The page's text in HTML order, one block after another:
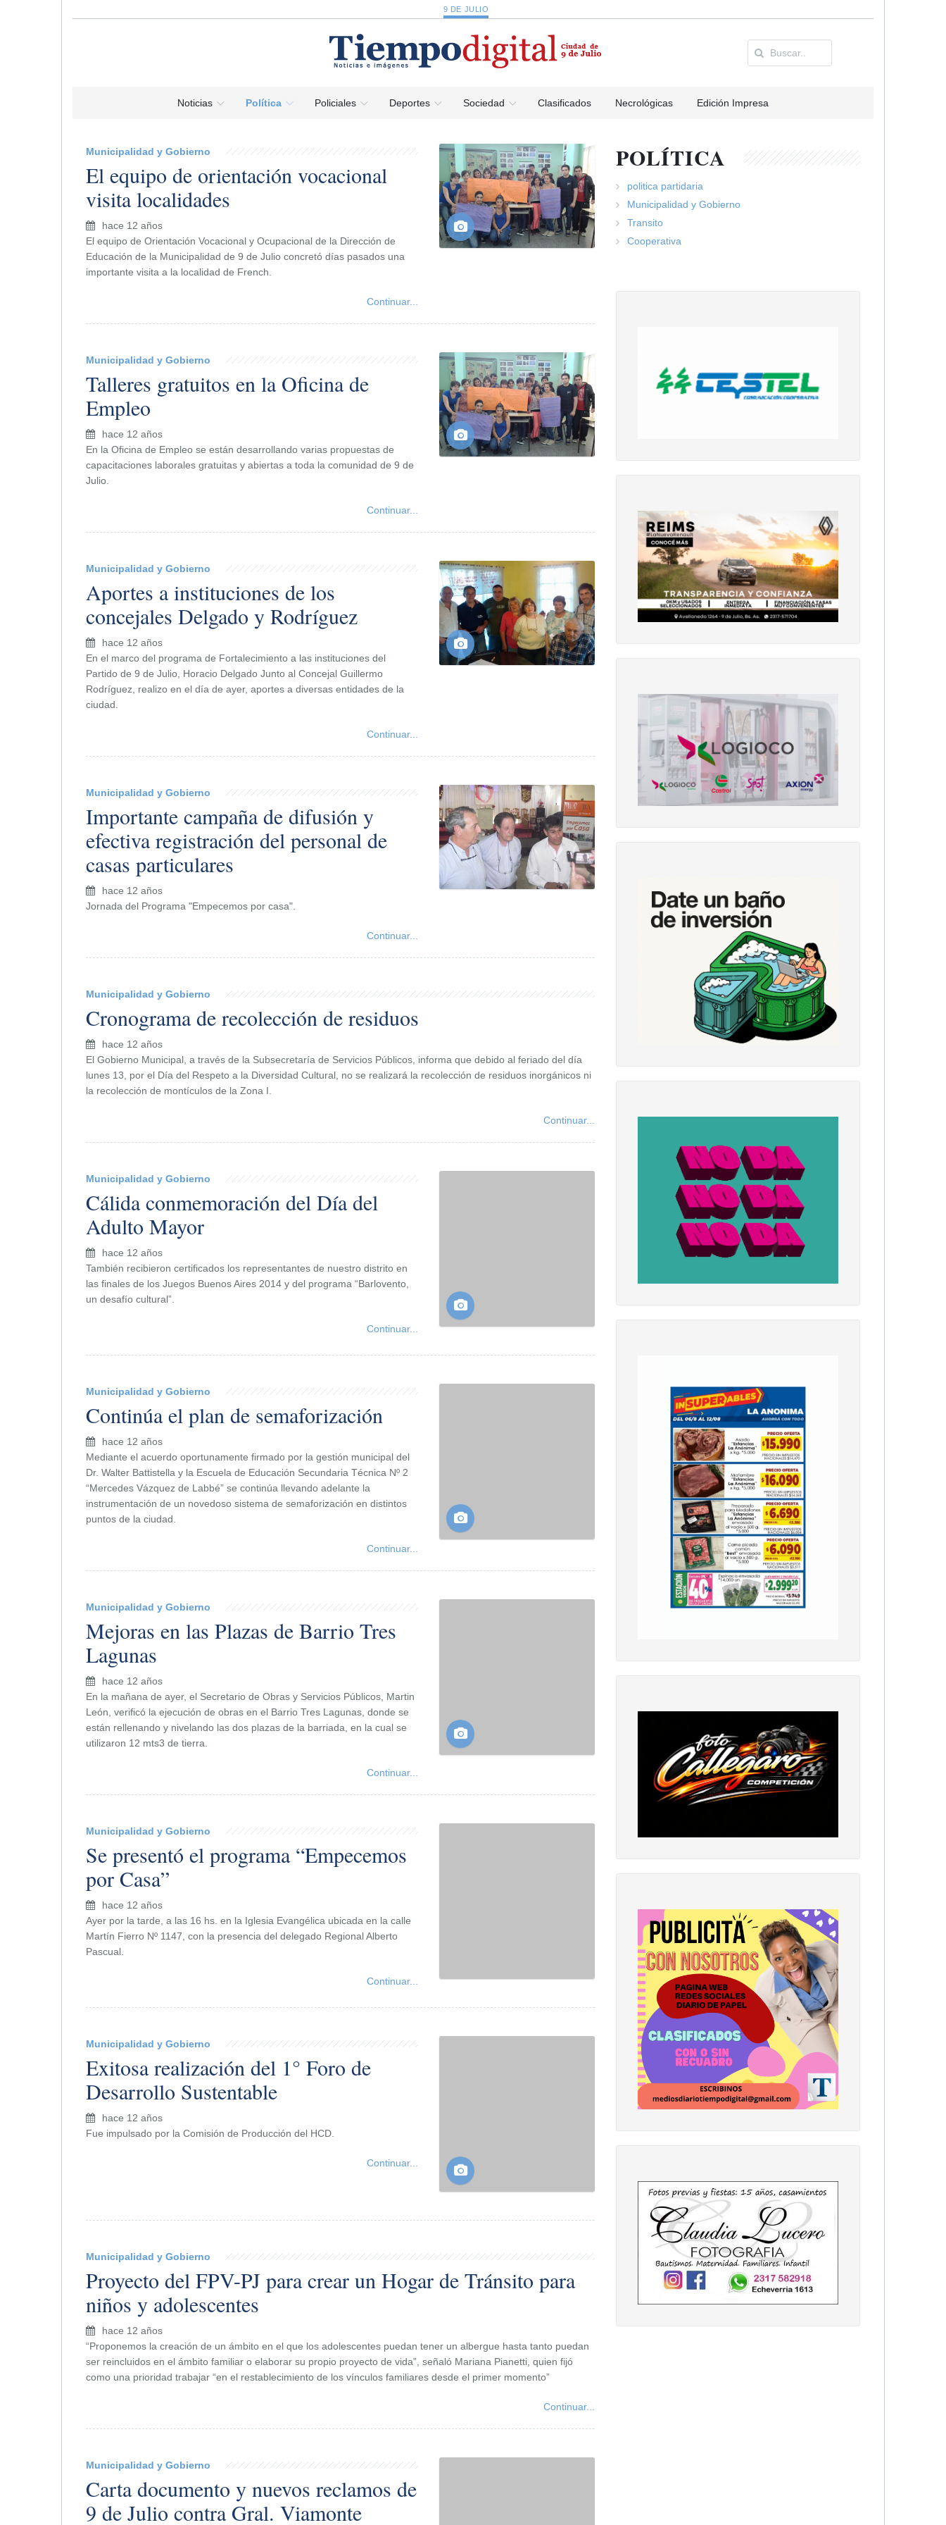
9 DE JULIO
Noticias Política Policiales Deportes Sociedad Clasificados Necrológicas Edición Impresa
Municipalidad y Gobierno
El equipo de orientación vocacional
visita localidades
hace 12 años
El equipo de Orientación Vocacional y Ocupacional de la Dirección de
Educación de la Municipalidad de 9 de Julio concretó días pasados una
importante visita a la localidad de French.
Continuar...
Municipalidad y Gobierno
Talleres gratuitos en la Oficina de
Empleo
hace 12 años
En la Oficina de Empleo se están desarrollando varias propuestas de
capacitaciones laborales gratuitas y abiertas a toda la comunidad de 9 de
Julio.
Continuar...
Municipalidad y Gobierno
Aportes a instituciones de los
concejales Delgado y Rodríguez
hace 12 años
En el marco del programa de Fortalecimiento a las instituciones del
Partido de 9 de Julio, Horacio Delgado Junto al Concejal Guillermo
Rodríguez, realizo en el día de ayer, aportes a diversas entidades de la
ciudad.
Continuar...
Municipalidad y Gobierno
Importante campaña de difusión y
efectiva registración del personal de
casas particulares
hace 12 años
Jornada del Programa "Empecemos por casa".
Continuar...
Municipalidad y Gobierno
Cronograma de recolección de residuos
hace 12 años
El Gobierno Municipal, a través de la Subsecretaría de Servicios Públicos, informa que debido al feriado del día
lunes 13, por el Día del Respeto a la Diversidad Cultural, no se realizará la recolección de residuos inorgánicos ni
la recolección de montículos de la Zona I.
Continuar...
Municipalidad y Gobierno
Cálida conmemoración del Día del
Adulto Mayor
hace 12 años
También recibieron certificados los representantes de nuestro distrito en
las finales de los Juegos Buenos Aires 2014 y del programa “Barlovento,
un desafío cultural”.
Continuar...
Municipalidad y Gobierno
Continúa el plan de semaforización
hace 12 años
Mediante el acuerdo oportunamente firmado por la gestión municipal del
Dr. Walter Battistella y la Escuela de Educación Secundaria Técnica Nº 2
“Mercedes Vázquez de Labbé” se continúa llevando adelante la
instrumentación de un novedoso sistema de semaforización en distintos
puntos de la ciudad.
Continuar...
Municipalidad y Gobierno
Mejoras en las Plazas de Barrio Tres
Lagunas
hace 12 años
En la mañana de ayer, el Secretario de Obras y Servicios Públicos, Martin
León, verificó la ejecución de obras en el Barrio Tres Lagunas, donde se
están rellenando y nivelando las dos plazas de la barriada, en la cual se
utilizaron 12 mts3 de tierra.
Continuar...
Municipalidad y Gobierno
Se presentó el programa “Empecemos
por Casa”
hace 12 años
Ayer por la tarde, a las 16 hs. en la Iglesia Evangélica ubicada en la calle
Martín Fierro Nº 1147, con la presencia del delegado Regional Alberto
Pascual.
Continuar...
Exitosa realización del 1° Foro de
Desarrollo Sustentable
Fue impulsado por la Comisión de Producción del HCD.
Proyecto del FPV-PJ para crear un Hogar de Tránsito para
niños y adolescentes
“Proponemos la creación de un ámbito en el que los adolescentes puedan tener un albergue hasta tanto puedan
ser reincluidos en el ámbito familiar o elaborar su propio proyecto de vida”, señaló Mariana Pianetti, quien fijó
como una prioridad trabajar “en el restablecimiento de los vínculos familiares desde el primer momento”
Carta documento y nuevos reclamos de
9 de Julio contra Gral. Viamonte
POLÍTICA
politica partidaria
Municipalidad y Gobierno
Transito
Cooperativa